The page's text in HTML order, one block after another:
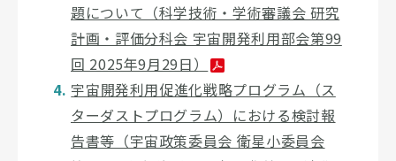
題について（科学技術・学術審議会 研究
計画・評価分科会 宇宙開発利用部会第99
回 2025年9月29日）
宇宙開発利用促進化戦略プログラム（ス
ターダストプログラム）における検討報
告書等（宇宙政策委員会 衛星小委員会